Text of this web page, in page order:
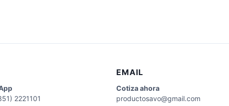
2221101
EMAIL
Cotizaahora
productosavo@gmail.com